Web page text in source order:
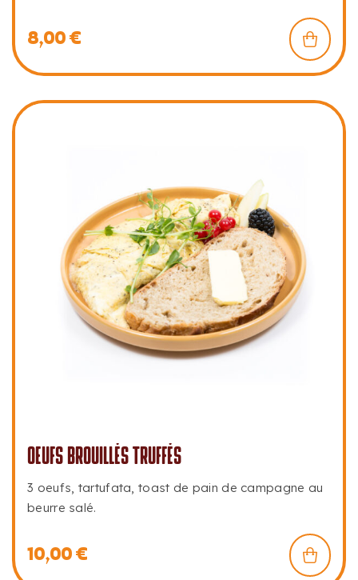
8,00€
OEUFS BROUILLÉS TRUFFÉS
3 oeufs, tartufata, toast de pain de campagne au
beurre salé.
10,00€